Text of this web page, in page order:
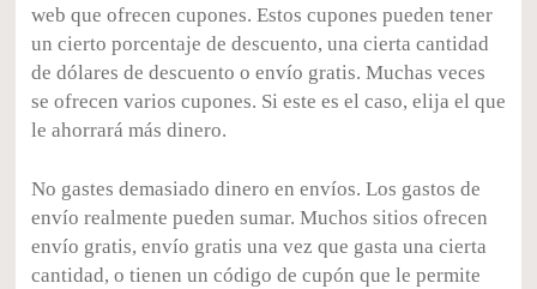
web que ofrecen cupones. Estos cupones pueden tener
un cierto porcentaje de descuento, una cierta cantidad
de dólares de descuento o envío gratis. Muchas veces
se ofrecen varios cupones. Si este es el caso, elija el que
le ahorrará más dinero.
No gastes demasiado dinero en envíos. Los gastos de
envío realmente pueden sumar. Muchos sitios ofrecen
envío gratis, envío gratis una vez que gasta una cierta
cantidad, o tienen un código de cupón que le permite